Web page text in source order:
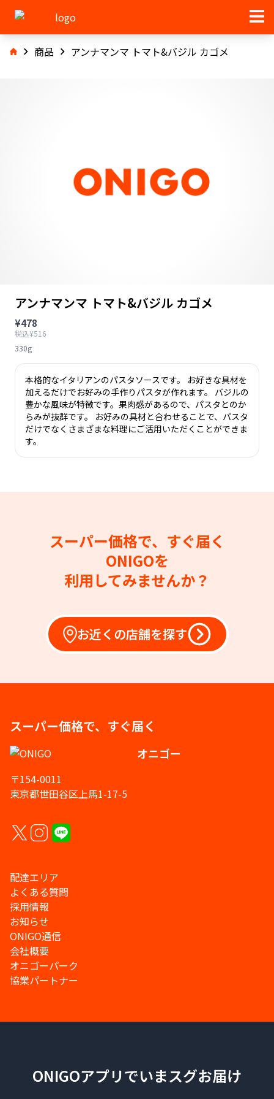
商品 アンナマンマ トマト&バジル カゴメ
アンナマンマ トマト&バジル カゴメ
¥478
税込¥516
330g
本格的なイタリアンのパスタソースです。 お好きな具材を
加えるだけでお好みの手作りパスタが作れます。 バジルの
豊かな風味が特徴です。果肉感があるので、パスタとのか
らみが抜群です。 お好みの具材と合わせることで、パスタ
だけでなくさまざまな料理にご活用いただくことができま
す。
スーパー価格で、すぐ届く
ONIGOを
利用してみませんか？
お近くの店舗を探す
スーパー価格で、すぐ届く
オニゴー
〒154-0011
東京都世田谷区上馬1-17-5
配達エリア
よくある質問
採用情報
お知らせ
ONIGO通信
会社概要
オニゴーパーク
協業パートナー
ONIGOアプリでいまスグお届け